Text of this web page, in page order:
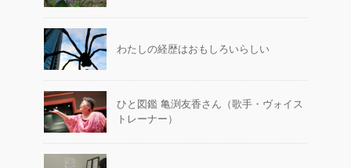
わたしの経歴はおもしろいらしい
ひと図鑑 亀渕友香さん（歌手・ヴォイス
トレーナー）